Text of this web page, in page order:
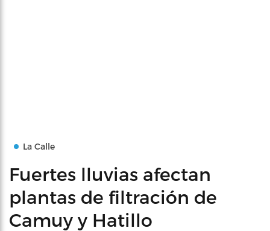
La Calle
Fuertes lluvias afectan
plantas de filtración de
Camuy y Hatillo